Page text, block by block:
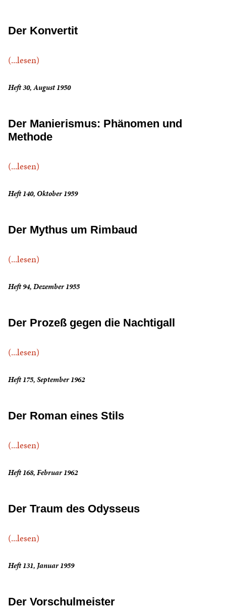
Der Konvertit
(...lesen)
Heft 30, August 1950
Der Manierismus: Phänomen und
Methode
(...lesen)
Heft 140, Oktober 1959
Der Mythus um Rimbaud
(...lesen)
Heft 94, Dezember 1955
Der Prozeß gegen die Nachtigall
(...lesen)
Heft 175, September 1962
Der Roman eines Stils
(...lesen)
Heft 168, Februar 1962
Der Traum des Odysseus
(...lesen)
Heft 131, Januar 1959
Der Vorschulmeister